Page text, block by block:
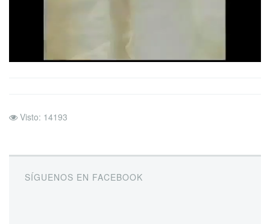
Visto: 14193
SÍGUENOS EN FACEBOOK